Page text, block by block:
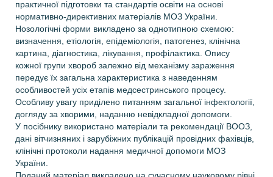
практичної підготовки та стандартів освіти на основі
нормативно-директивних матеріалів МОЗ України.
Нозологічні форми викладено за однотипною схемою:
визначення, етіологія, епідеміологія, патогенез, клінічна
картина, діагностика, лікування, профілактика. Опису
кожної групи хвороб залежно від механізму зараження
передує їх загальна характеристика з наведенням
особливостей усіх етапів медсестринського процесу.
Особливу увагу приділено питанням загальної інфектології,
догляду за хворими, наданню невідкладної допомоги.
У посібнику використано матеріали та рекомендації ВООЗ,
дані вітчизняних і зарубіжних публікацій провідних фахівців,
клінічні протоколи надання медичної допомоги МОЗ
України.